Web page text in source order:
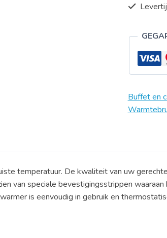
Buffet en
temperatuur. De kwaliteit van uw
van speciale bevestigingsstrippen
is eenvoudig in gebruik en